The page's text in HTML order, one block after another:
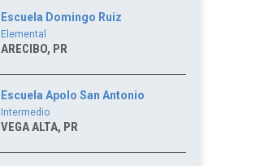
Escuela Domingo Ruiz
Elemental
ARECIBO, PR
Escuela Apolo San Antonio
Intermedio
VEGA ALTA, PR